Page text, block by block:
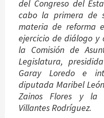
del Congreso del
cabo la primera de
materia de reforma
ejercicio de diálogo y
la Comisión de
Legislatura,
Garay Loredo e
diputada Maribel
Zainos Flores y la
Villantes Rodríguez.